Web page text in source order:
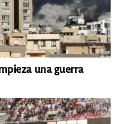
una guerra